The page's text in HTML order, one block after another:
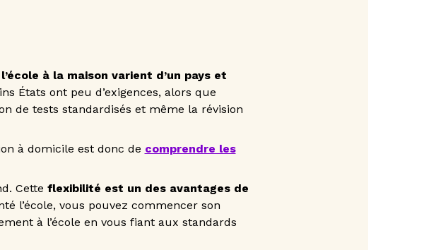
à la maison varient d’un pays et
États ont peu d’exigences, alors que
de tests standardisés et même la révision
à domicile est donc de comprendre les
Cette flexibilité est un des avantages de
l’école, vous pouvez commencer son
à l’école en vous fiant aux standards